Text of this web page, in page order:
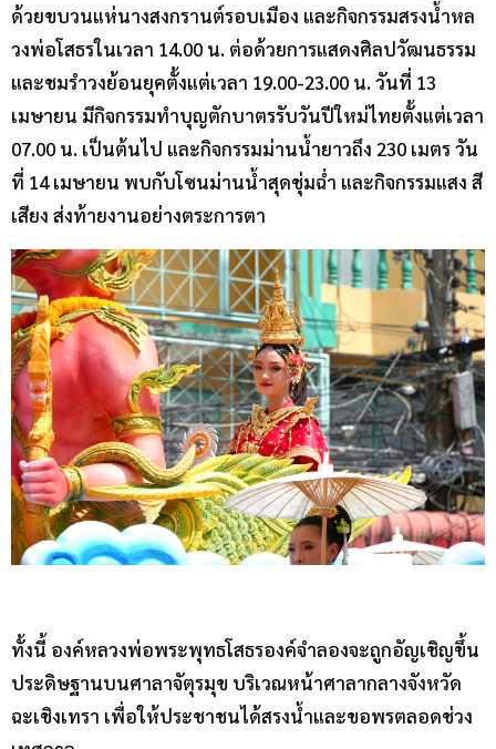
ด้วยขบวนแห่นางสงกรานต์รอบเมือง และกิจกรรมสรงน้ำหล
วงพ่อโสธรในเวลา 14.00 น. ต่อด้วยการแสดงศิลปวัฒนธรรม
และชมรำวงย้อนยุคตั้งแต่เวลา 19.00-23.00 น. วันที่ 13
เมษายน มีกิจกรรมทำบุญตักบาตรรับวันปีใหม่ไทยตั้งแต่เวลา
07.00 น. เป็นต้นไป และกิจกรรมม่านน้ำยาวถึง 230 เมตร วัน
ที่ 14 เมษายน พบกับโซนม่านน้ำสุดชุ่มฉ่ำ และกิจกรรมแสง สี
เสียง ส่งท้ายงานอย่างตระการตา
ทั้งนี้ องค์หลวงพ่อพระพุทธโสธรองค์จำลองจะถูกอัญเชิญขึ้น
ประดิษฐานบนศาลาจัตุรมุข บริเวณหน้าศาลากลางจังหวัด
ฉะเชิงเทรา เพื่อให้ประชาชนได้สรงน้ำและขอพรตลอดช่วง